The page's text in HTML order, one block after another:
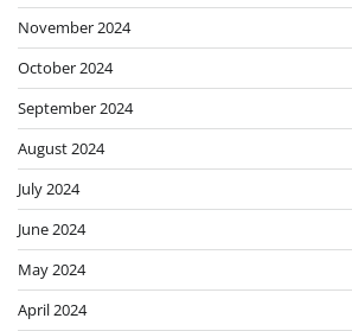
November 2024
October 2024
September 2024
August 2024
July 2024
June 2024
May 2024
April 2024